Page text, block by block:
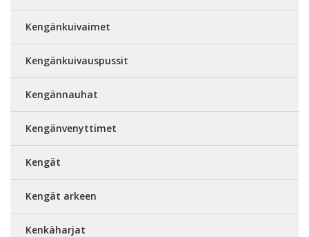
Kengänkuivaimet
Kengänkuivauspussit
Kengännauhat
Kengänvenyttimet
Kengät
Kengät arkeen
Kenkäharjat